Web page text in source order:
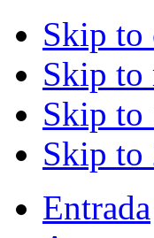
Skip to
Skip to
Skip to
Skip to
Entrada